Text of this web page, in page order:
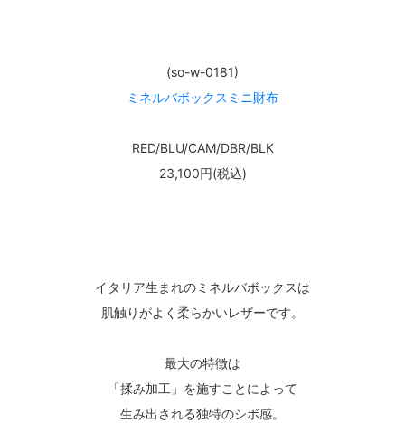
(so-w-0181)
ミネルバボックスミニ財布
RED/BLU/CAM/DBR/BLK
23,100円(税込)
イタリア生まれのミネルバボックスは
肌触りがよく柔らかいレザーです。
最大の特徴は
「揉み加工」を施すことによって
生み出される独特のシボ感。